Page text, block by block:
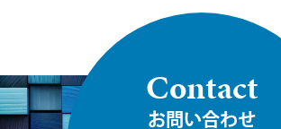
Contact
お問い合わせ